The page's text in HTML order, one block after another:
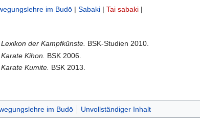
im Budō | Sabaki | Tai sabaki |
Lexikon der Kampfkünste. BSK-Studien 2010.
Karate Kihon.
BSK 2006.
Karate Kumite. BSK 2013.
im Budō Unvollständiger Inhalt